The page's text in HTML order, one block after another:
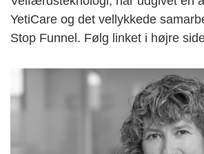
YetiCare og det vellykkede
Stop Funnel. Følg linket i højre